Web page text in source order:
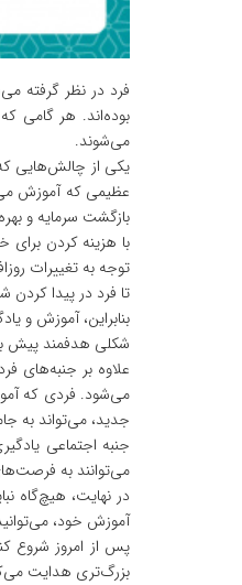
فرد در نظر گرفته
بوده‌اند. هر گامی
می‌شوند.
یکی از چالش‌هایی که
عظیمی که آموزش
بازگشت سرمایه و
با هزینه کردن برای
توجه به تغییرات
تا فرد در پیدا کردن
بنابراین، آموزش و
شکلی هدفمند پیش
علاوه بر جنبه‌های
می‌شود. فردی که
جدید، می‌تواند به
جنبه اجتماعی
می‌توانند به
در نهایت، هیچ‌گاه
آموزش خود،
پس از امروز شروع
بزرگ‌تری هدایت